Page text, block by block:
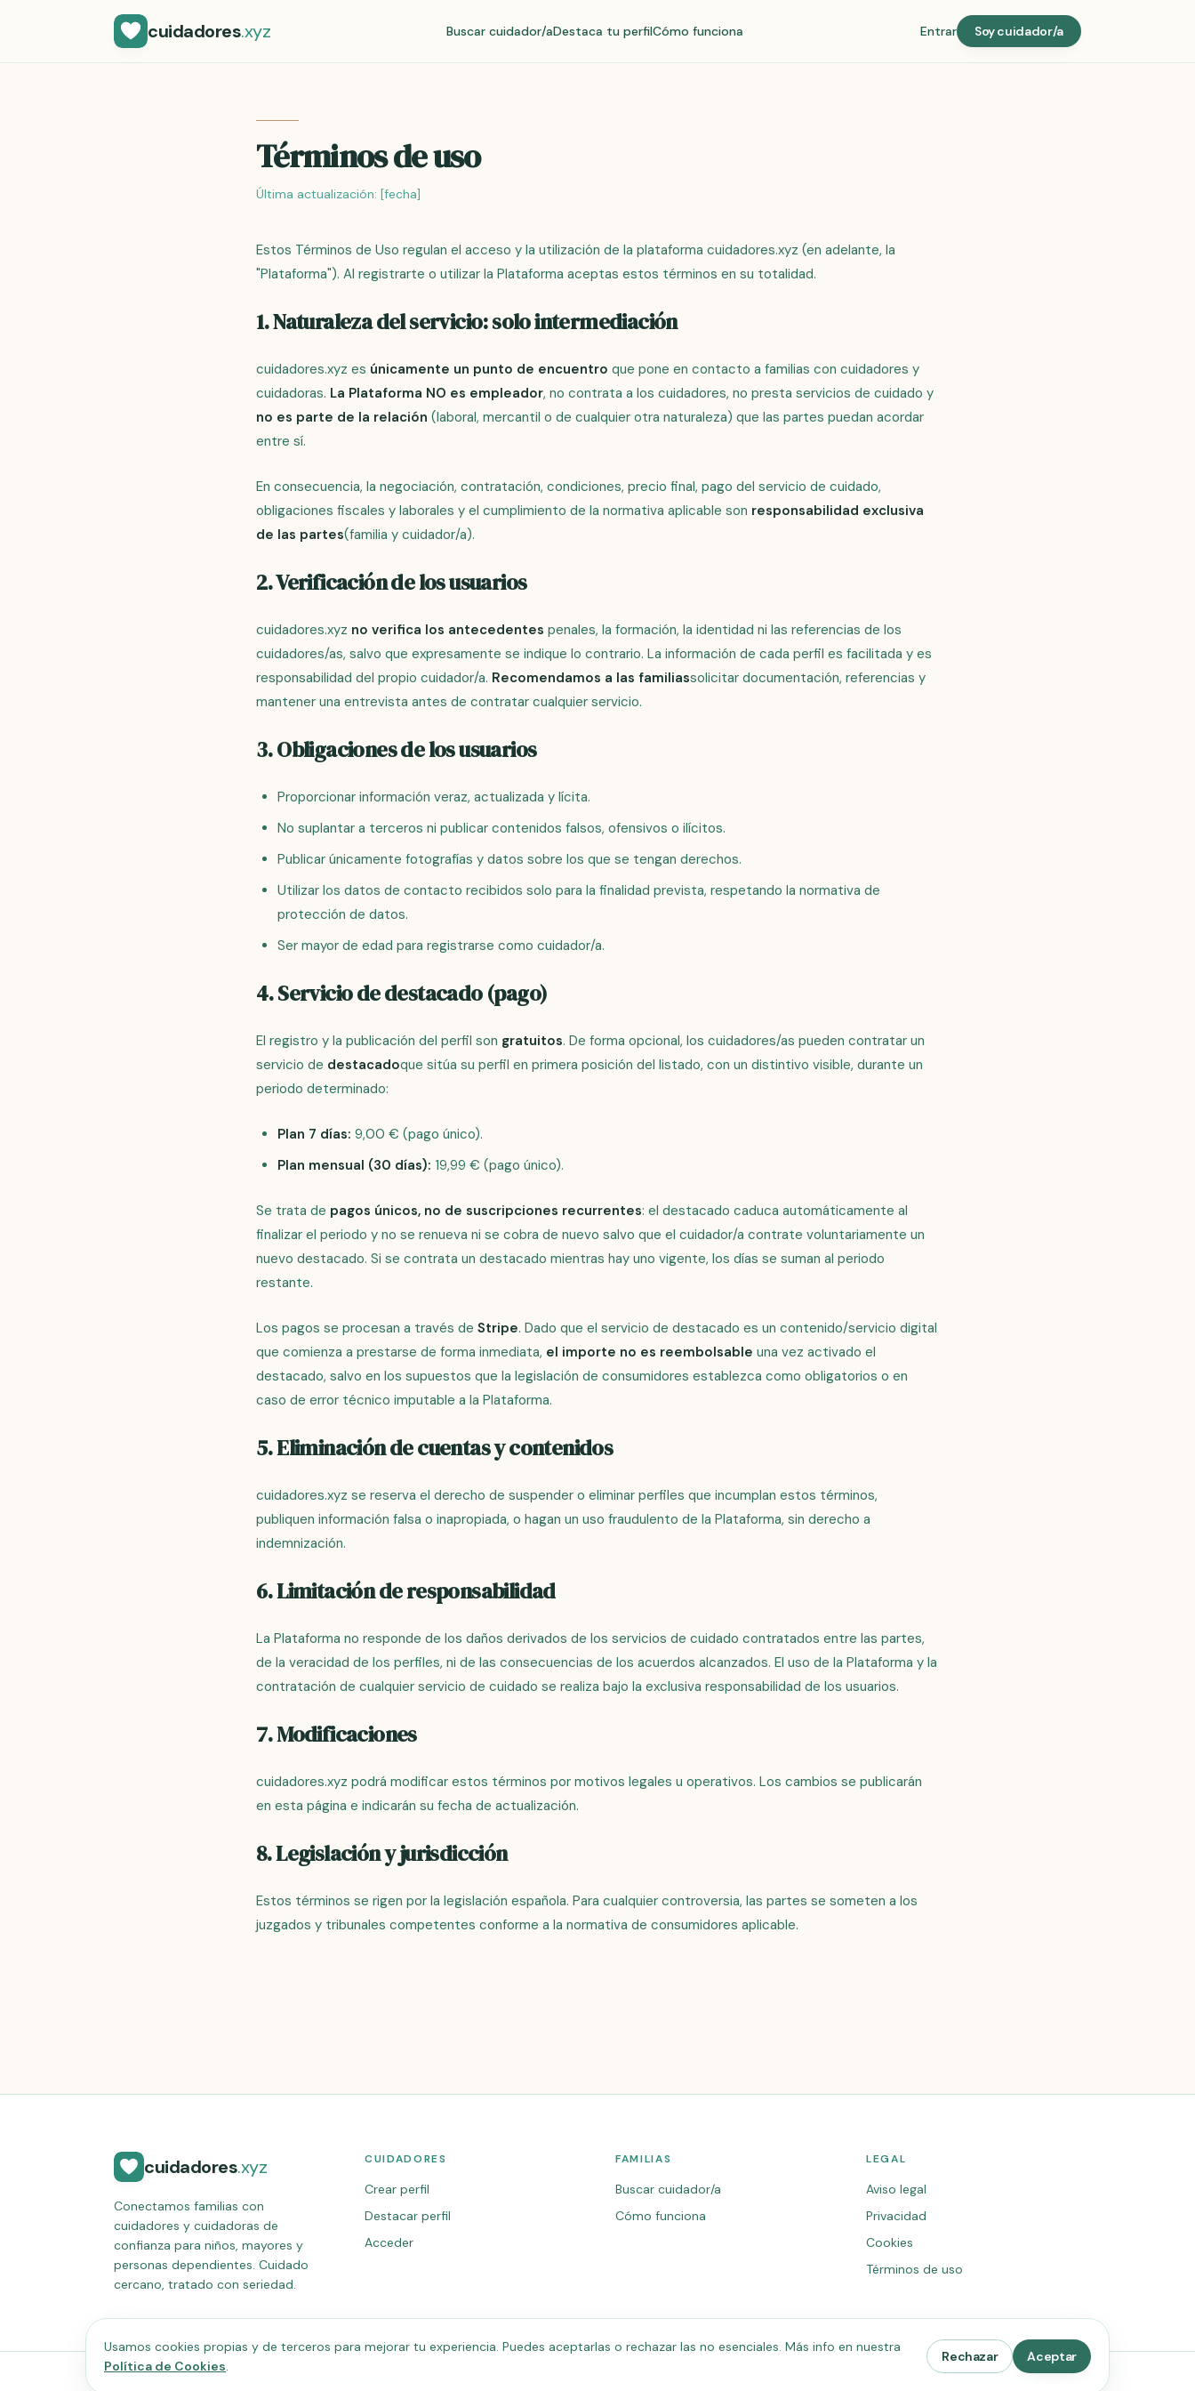
cuidadores.xyz Buscar cuidador/aDestaca tu perfilCómo funciona Entrar Soy cuidador/a
Términos de uso
Última actualización: [fecha]
Estos Términos de Uso regulan el acceso y la utilización de la plataforma cuidadores.xyz (en adelante, la
"Plataforma"). Al registrarte o utilizar la Plataforma aceptas estos términos en su totalidad.
1. Naturaleza del servicio: solo intermediación
cuidadores.xyz es únicamente un punto de encuentro que pone en contacto a familias con cuidadores y
cuidadoras. La Plataforma NO es empleador, no contrata a los cuidadores, no presta servicios de cuidado y
no es parte de la relación (laboral, mercantil o de cualquier otra naturaleza) que las partes puedan acordar
entre sí.
En consecuencia, la negociación, contratación, condiciones, precio final, pago del servicio de cuidado,
obligaciones fiscales y laborales y el cumplimiento de la normativa aplicable son responsabilidad exclusiva
de las partes(familia y cuidador/a).
2. Verificación de los usuarios
cuidadores.xyz no verifica los antecedentes penales, la formación, la identidad ni las referencias de los
cuidadores/as, salvo que expresamente se indique lo contrario. La información de cada perfil es facilitada y es
responsabilidad del propio cuidador/a. Recomendamos a las familiassolicitar documentación, referencias y
mantener una entrevista antes de contratar cualquier servicio.
3. Obligaciones de los usuarios
Proporcionar información veraz, actualizada y lícita.
No suplantar a terceros ni publicar contenidos falsos, ofensivos o ilícitos.
Publicar únicamente fotografías y datos sobre los que se tengan derechos.
Utilizar los datos de contacto recibidos solo para la finalidad prevista, respetando la normativa de
protección de datos.
Ser mayor de edad para registrarse como cuidador/a.
4. Servicio de destacado (pago)
El registro y la publicación del perfil son gratuitos. De forma opcional, los cuidadores/as pueden contratar un
servicio de destacadoque sitúa su perfil en primera posición del listado, con un distintivo visible, durante un
periodo determinado:
Plan 7 días: 9,00 € (pago único).
Plan mensual (30 días): 19,99 € (pago único).
Se trata de pagos únicos, no de suscripciones recurrentes: el destacado caduca automáticamente al
finalizar el periodo y no se renueva ni se cobra de nuevo salvo que el cuidador/a contrate voluntariamente un
nuevo destacado. Si se contrata un destacado mientras hay uno vigente, los días se suman al periodo
restante.
Los pagos se procesan a través de Stripe. Dado que el servicio de destacado es un contenido/servicio digital
que comienza a prestarse de forma inmediata, el importe no es reembolsable una vez activado el
destacado, salvo en los supuestos que la legislación de consumidores establezca como obligatorios o en
caso de error técnico imputable a la Plataforma.
5. Eliminación de cuentas y contenidos
cuidadores.xyz se reserva el derecho de suspender o eliminar perfiles que incumplan estos términos,
publiquen información falsa o inapropiada, o hagan un uso fraudulento de la Plataforma, sin derecho a
indemnización.
6. Limitación de responsabilidad
La Plataforma no responde de los daños derivados de los servicios de cuidado contratados entre las partes,
de la veracidad de los perfiles, ni de las consecuencias de los acuerdos alcanzados. El uso de la Plataforma y la
contratación de cualquier servicio de cuidado se realiza bajo la exclusiva responsabilidad de los usuarios.
7. Modificaciones
cuidadores.xyz podrá modificar estos términos por motivos legales u operativos. Los cambios se publicarán
en esta página e indicarán su fecha de actualización.
8. Legislación y jurisdicción
Estos términos se rigen por la legislación española. Para cualquier controversia, las partes se someten a los
juzgados y tribunales competentes conforme a la normativa de consumidores aplicable.
cuidadores.xyz
Conectamos familias con
cuidadores y cuidadoras de
confianza para niños, mayores y
personas dependientes. Cuidado
cercano, tratado con seriedad.
CUIDADORES
Crear perfil
Destacar perfil
Acceder
FAMILIAS
Buscar cuidador/a
Cómo funciona
LEGAL
Aviso legal
Privacidad
Cookies
Términos de uso
Usamos cookies propias y de terceros para mejorar tu experiencia. Puedes aceptarlas o rechazar las no esenciales. Más info en nuestra
Política de Cookies.
Rechazar Aceptar